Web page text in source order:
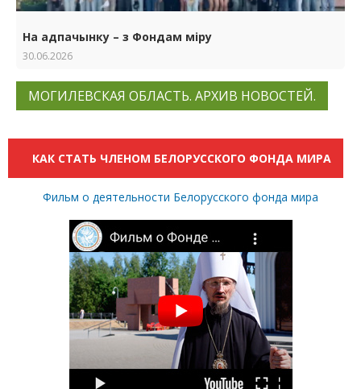
На адпачынку – з Фондам міру
30.06.2026
МОГИЛЕВСКАЯ ОБЛАСТЬ. АРХИВ НОВОСТЕЙ.
КАК СТАТЬ ЧЛЕНОМ БЕЛОРУССКОГО ФОНДА МИРА
Фильм о деятельности Белорусского фонда мира